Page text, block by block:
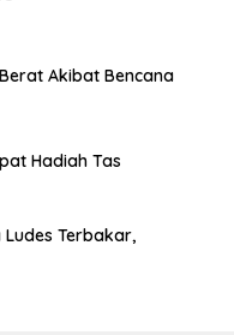
Akibat Bencana
Hadiah Tas
Ludes Terbakar,